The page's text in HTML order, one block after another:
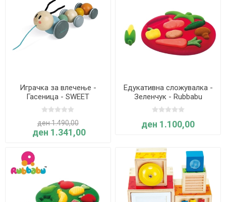
Играчка за влечење -
Гасеница - SWEET
COCOON
ден 1.490,00
ден 1.341,00
Едукативна сложувалка -
Зеленчук - Rubbabu
ден 1.100,00